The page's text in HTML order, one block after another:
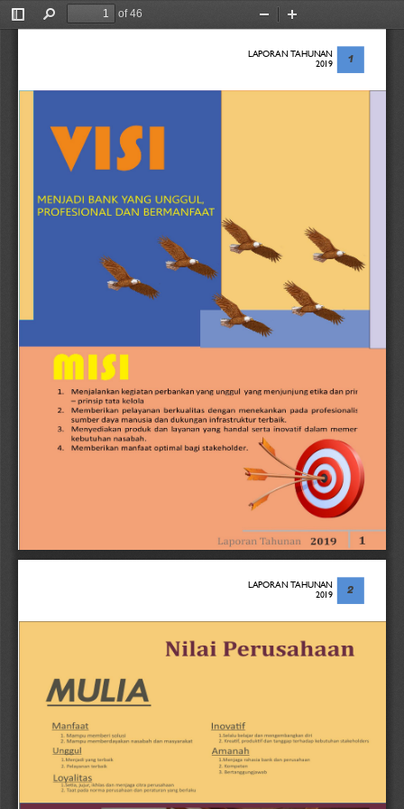
Toggle
Find
of 46
Zoom
1
LAPORAN TAHUNAN
2019
2
LAPORAN TAHUNAN
2019